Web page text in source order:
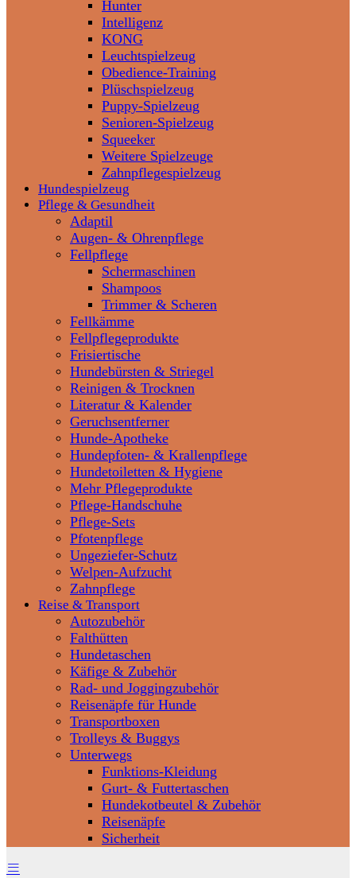
Hunter
Intelligenz
KONG
Leuchtspielzeug
Obedience-Training
Plüschspielzeug
Puppy-Spielzeug
Senioren-Spielzeug
Squeeker
Weitere Spielzeuge
Zahnpflegespielzeug
Hundespielzeug
Pflege & Gesundheit
Adaptil
Augen- & Ohrenpflege
Fellpflege
Schermaschinen
Shampoos
Trimmer & Scheren
Fellkämme
Fellpflegeprodukte
Frisiertische
Hundebürsten & Striegel
Reinigen & Trocknen
Literatur & Kalender
Geruchsentferner
Hunde-Apotheke
Hundepfoten- & Krallenpflege
Hundetoiletten & Hygiene
Mehr Pflegeprodukte
Pflege-Handschuhe
Pflege-Sets
Pfotenpflege
Ungeziefer-Schutz
Welpen-Aufzucht
Zahnpflege
Reise & Transport
Autozubehör
Falthütten
Hundetaschen
Käfige & Zubehör
Rad- und Joggingzubehör
Reisenäpfe für Hunde
Transportboxen
Trolleys & Buggys
Unterwegs
Funktions-Kleidung
Gurt- & Futtertaschen
Hundekotbeutel & Zubehör
Reisenäpfe
Sicherheit